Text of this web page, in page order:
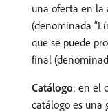
una oferta en la
(denominada
que se puede
final
Catálogo: en el
catálogo es una